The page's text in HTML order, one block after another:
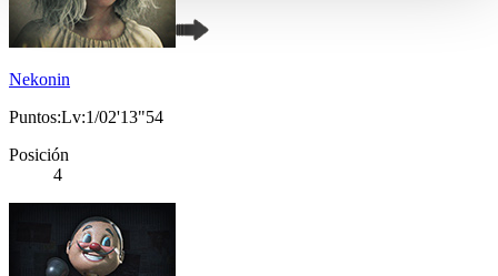
Nekonin
Puntos:Lv:1/02'13"54
Posición
4